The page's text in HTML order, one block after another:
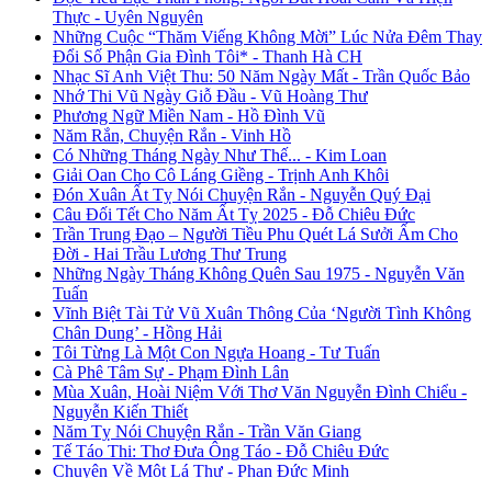
Thực - Uyên Nguyên
Những Cuộc “Thăm Viếng Không Mời” Lúc Nửa Đêm Thay
Đổi Số Phận Gia Đình Tôi* - Thanh Hà CH
Nhạc Sĩ Anh Việt Thu: 50 Năm Ngày Mất - Trần Quốc Bảo
Nhớ Thi Vũ Ngày Giỗ Đầu - Vũ Hoàng Thư
Phương Ngữ Miền Nam - Hồ Đình Vũ
Năm Rắn, Chuyện Rắn - Vinh Hồ
Có Những Tháng Ngày Như Thế... - Kim Loan
Giải Oan Cho Cô Láng Giềng - Trịnh Anh Khôi
Đón Xuân Ất Tỵ Nói Chuyện Rắn - Nguyễn Quý Đại
Câu Đối Tết Cho Năm Ất Tỵ 2025 - Đỗ Chiêu Đức
Trần Trung Đạo – Người Tiều Phu Quét Lá Sưởi Ấm Cho
Đời - Hai Trầu Lương Thư Trung
Những Ngày Tháng Không Quên Sau 1975 - Nguyễn Văn
Tuấn
Vĩnh Biệt Tài Tử Vũ Xuân Thông Của ‘Người Tình Không
Chân Dung’ - Hồng Hải
Tôi Từng Là Một Con Ngựa Hoang - Tư Tuấn
Cà Phê Tâm Sự - Phạm Đình Lân
Mùa Xuân, Hoài Niệm Với Thơ Văn Nguyễn Đình Chiểu -
Nguyễn Kiến Thiết
Năm Tỵ Nói Chuyện Rắn - Trần Văn Giang
Tế Táo Thi: Thơ Đưa Ông Táo - Đỗ Chiêu Đức
Chuyện Về Một Lá Thư - Phan Đức Minh